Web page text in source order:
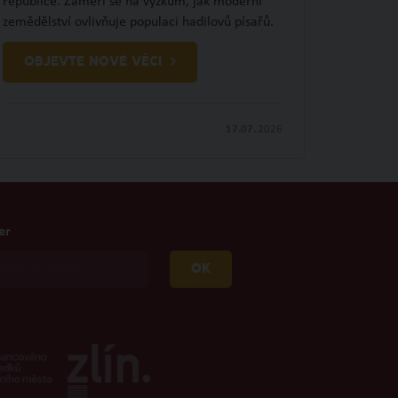
zemědělství ovlivňuje populaci hadilovů písařů.
OBJEVTE NOVÉ VĚCI
OK